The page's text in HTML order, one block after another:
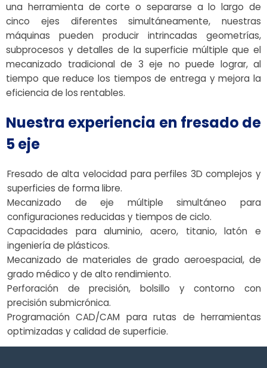
una herramienta de corte o separarse a lo largo de
cinco ejes diferentes simultáneamente, nuestras
máquinas pueden producir intrincadas geometrías,
subprocesos y detalles de la superficie múltiple que el
mecanizado tradicional de 3 eje no puede lograr, al
tiempo que reduce los tiempos de entrega y mejora la
eficiencia de los rentables.
Nuestra experiencia en fresado de
5 eje
Fresado de alta velocidad para perfiles 3D complejos y
superficies de forma libre.
Mecanizado de eje múltiple simultáneo para
configuraciones reducidas y tiempos de ciclo.
Capacidades para aluminio, acero, titanio, latón e
ingeniería de plásticos.
Mecanizado de materiales de grado aeroespacial, de
grado médico y de alto rendimiento.
Perforación de precisión, bolsillo y contorno con
precisión submicrónica.
Programación CAD/CAM para rutas de herramientas
optimizadas y calidad de superficie.